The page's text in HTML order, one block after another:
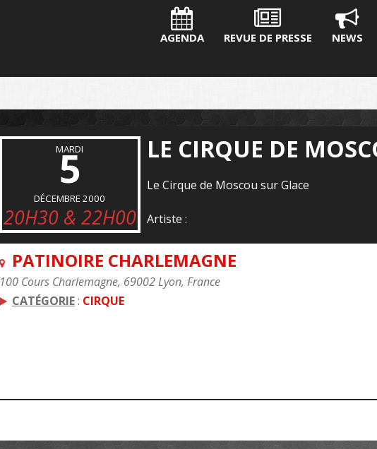
AGENDA REVUE DE PRESSE NEWS
MARDI
5
DÉCEMBRE 2000
20H30 & 22H00
LE CIRQUE DE
Le Cirque de Moscou sur Glace
Artiste :
PATINOIRE CHARLEMAGNE
100 Cours Charlemagne, 69002 Lyon, France
CATÉGORIE: CIRQUE